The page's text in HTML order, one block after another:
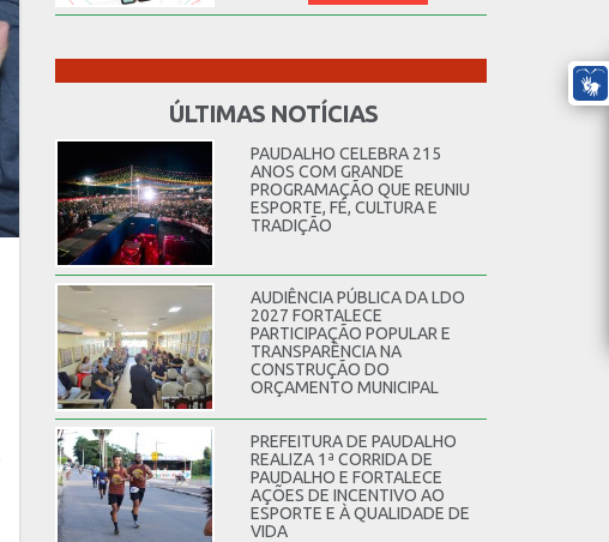
ÚLTIMAS NOTÍCIAS
PAUDALHO CELEBRA 215
ANOS COM GRANDE
PROGRAMAÇÃO QUE REUNIU
ESPORTE, FÉ, CULTURA E
TRADIÇÃO
AUDIÊNCIA PÚBLICA DA LDO
2027 FORTALECE
PARTICIPAÇÃO POPULAR E
TRANSPARÊNCIA NA
CONSTRUÇÃO DO
ORÇAMENTO MUNICIPAL
PREFEITURA DE PAUDALHO
REALIZA 1ª CORRIDA DE
PAUDALHO E FORTALECE
AÇÕES DE INCENTIVO AO
ESPORTE E À QUALIDADE DE
VIDA